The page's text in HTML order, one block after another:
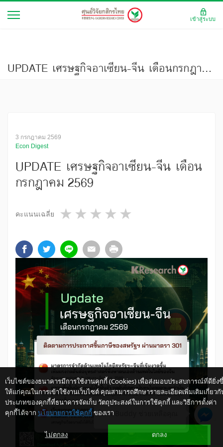
UPDATE เศรษฐกิจอาเซียน-จีน เดือนกรกฎาคม 2569
3 กรกฎาคม 2569
Econ Digest
UPDATE เศรษฐกิจอาเซียน-จีน เดือน
กรกฎาคม 2569
คะแนนเฉลี่ย 4 stars
3 stars
2 stars
1 star
เว็บไซต์ของธนาคารมีการใช้งานคุกกี้ (Cookies) เพื่อส่งมอบประสบการณ์ที่ดียิ่ง
ให้แก่คุณในการเข้าใช้งานเว็บไซต์ คุณสามารถศึกษารายละเอียดเพิ่มเติมเกี่ยวกั
ประเภทของคุกกี้ที่ธนาคารจัดเก็บ วัตถุประสงค์ในการใช้คุกกี้ และวิธีการตั้งค่า
คุกกี้ได้จาก นโยบายการใช้คุกกี้ ของเรา
ไม่ตกลง ตกลง
เข้าสู่ระบบ
ให้ K-Buddy ช่วยเหลือคุณ